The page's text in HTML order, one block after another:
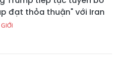
đạt thỏa thuận" với Iran